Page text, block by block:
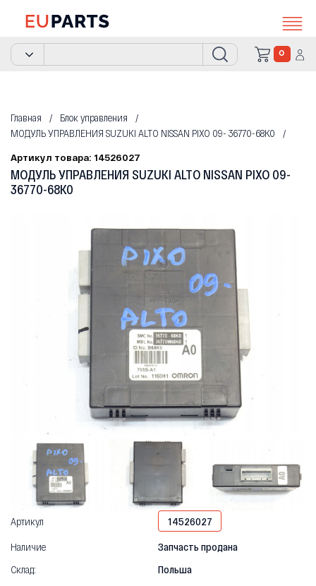
0
Главная
Блок управления
МОДУЛЬ УПРАВЛЕНИЯ SUZUKI ALTO NISSAN PIXO 09- 36770-68K0
Артикул товара: 14526027
МОДУЛЬ УПРАВЛЕНИЯ SUZUKI ALTO NISSAN PIXO 09-
36770-68K0
Артикул
14526027
Наличие
Запчасть продана
Склад:
Польша